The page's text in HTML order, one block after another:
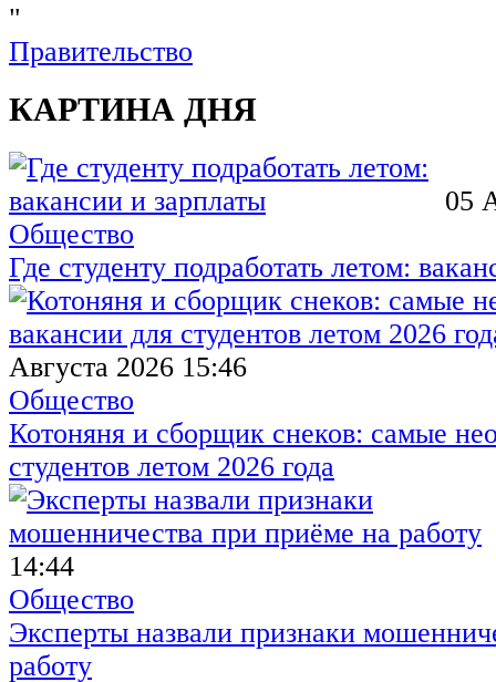
"
Правительство
КАРТИНА ДНЯ
05
Общество
Где студенту подработать летом:
Августа 2026 15:46
Общество
Котоняня и сборщик снеков: самые
студентов летом 2026 года
14:44
Общество
Эксперты назвали признаки
работу